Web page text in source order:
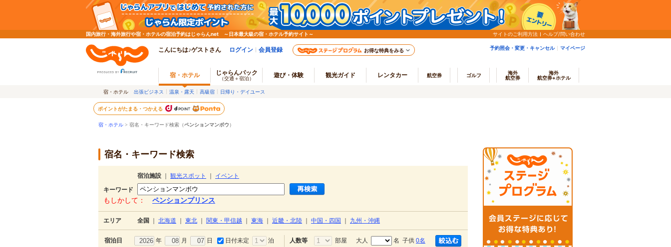
国内旅行・海外旅行や宿・ホテルの宿泊予約はじゃらんnet ～日本最大級の宿・ホテル予約サイト～ サイトのご利用方法 ヘルプ/問い合わせ
こんにちは♪ゲストさん ログイン 会員登録 お得な特典をみる 予約照会・変更・キャンセル マイページ
宿・ホテル じゃらんパック
（交通＋宿泊） 遊び・体験 観光ガイド レンタカー 航空券 ゴルフ
海外
航空券
海外
航空券+ホテル
宿・ホテル 出張ビジネス 温泉・露天 高級宿 日帰り・デイユース
ポイントがたまる・つかえる
宿・ホテル > 宿名・キーワード検索（ペンションマンボウ）
宿名・キーワード検索
宿泊施設 観光スポット
イベント
キーワード
もしかして： ペンションプリンス
エリア 全国 北海道 東北 関東・甲信越 東海 近畿・北陸 中国・四国 九州・沖縄
宿泊日 年 月 日 日付未定 泊 人数等 部屋 大人 名 子供 0名